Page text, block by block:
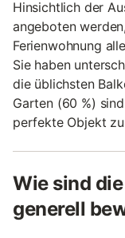
Hinsichtlich der
angeboten
Ferienwohnung
Sie haben
die üblichsten
Garten (60 %)
perfekte Objekt
Wie sind
generell